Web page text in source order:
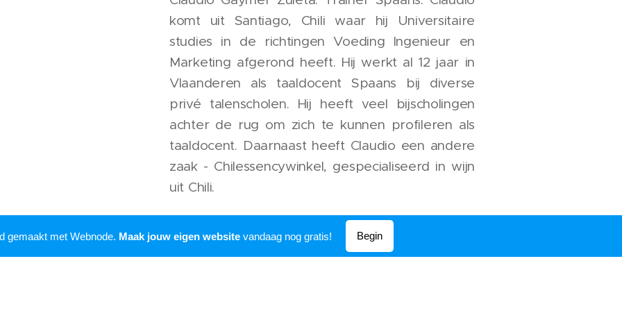
komt uit Santiago, Chili waar hij Universitaire
studies in de richtingen Voeding Ingenieur en
Marketing afgerond heeft. Hij werkt al 12 jaar in
Vlaanderen als taaldocent Spaans bij diverse
privé talenscholen. Hij heeft veel bijscholingen
achter de rug om zich te kunnen profileren als
taaldocent. Daarnaast heeft Claudio een andere
zaak - Chilessencywinkel, gespecialiseerd in wijn
uit Chili.
Onze troeven: Wij zijn zeer flexibel en
avontuurlijk. Wij passen ons aan jullie noden en
gemaakt met Webnode. Maak jouw eigen websitevandaag nog gratis! Begin